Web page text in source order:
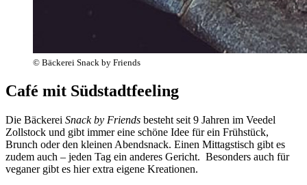
© Bäckerei Snack by Friends
Café mit Südstadtfeeling
Die Bäckerei Snack by Friends besteht seit 9 Jahren im Veedel
Zollstock und gibt immer eine schöne Idee für ein Frühstück,
Brunch oder den kleinen Abendsnack. Einen Mittagstisch gibt es
zudem auch – jeden Tag ein anderes Gericht. Besonders auch für
veganer gibt es hier extra eigene Kreationen.